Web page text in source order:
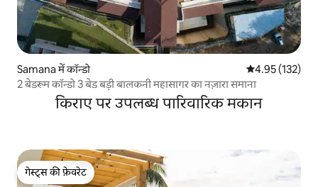
Samana में कॉन्डो औसत रेटिंग 5 में से
4.95 (132)
2 बेडरूम कॉन्डो 3 बेड बड़ी बालकनी महासागर का नज़ारा समाना
किराए पर उपलब्ध पारिवारिक मकान
गेस्ट्स की फ़ेवरेट
गेस्ट्स की फ़ेवरेट